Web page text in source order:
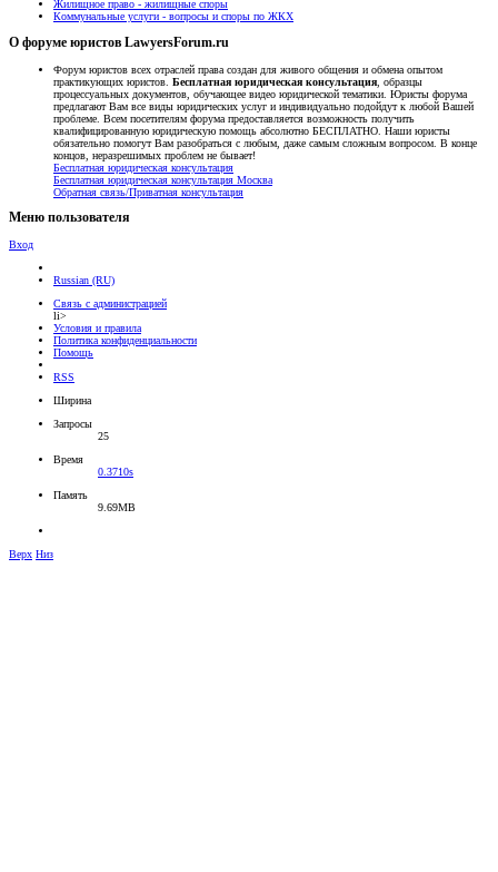
Жилищное право - жилищные споры
Коммунальные услуги - вопросы и споры по ЖКХ
О форуме юристов LawyersForum.ru
Форум юристов всех отраслей права создан для живого общения и обмена опытом
практикующих юристов. Бесплатная юридическая консультация , образцы
процессуальных документов, обучающее видео юридической тематики. Юристы форума
предлагают Вам все виды юридических услуг и индивидуально подойдут к любой Вашей
проблеме. Всем посетителям форума предоставляется возможность получить
квалифицированную юридическую помощь абсолютно БЕСПЛАТНО. Наши юристы
обязательно помогут Вам разобраться с любым, даже самым сложным вопросом. В конце
концов, неразрешимых проблем не бывает!
Бесплатная юридическая консультация
Бесплатная юридическая консультация Москва
Обратная связь/Приватная консультация
Меню пользователя
Вход
Russian (RU)
Связь с администрацией
li>
Условия и правила
Политика конфиденциальности
Помощь
RSS
Ширина
Запросы
25
Время
0.3710s
Память
9.69MB
Верх Низ